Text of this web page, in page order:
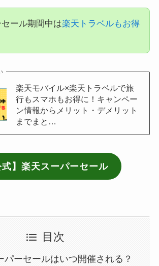
ール期間中は楽天トラベルもお得
楽天モバイル×楽天トラベルで旅
行もスマホもお得に！キャンペー
ン情報からメリット・デメリット
までまと…
式】楽天スーパーセール
目次
パーセールはいつ開催される？